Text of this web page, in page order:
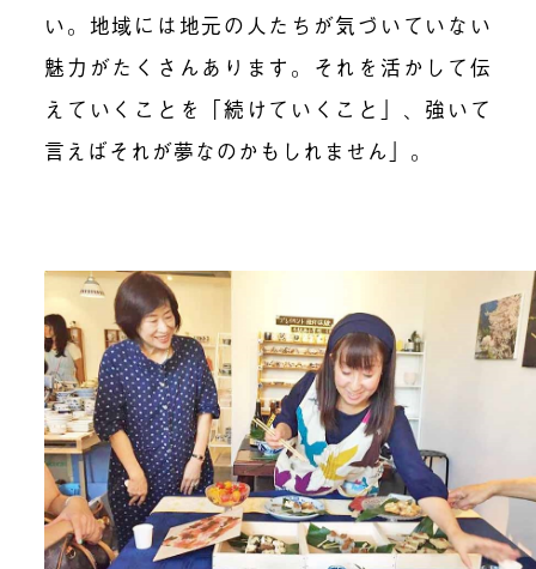
い。地域には地元の人たちが気づいていない
魅力がたくさんあります。それを活かして伝
えていくことを「続けていくこと」、強いて
言えばそれが夢なのかもしれません」。